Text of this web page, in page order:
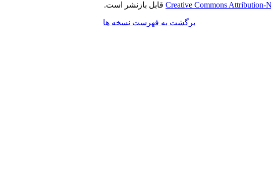
Creative Commons Attribution- قابل بازنشر است.
برگشت به فهرست نسخه ها